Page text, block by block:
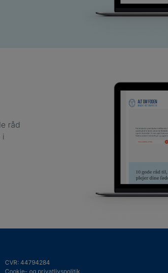
råd
i
CVR: 44794284
Cookie- og privatlivspolitik